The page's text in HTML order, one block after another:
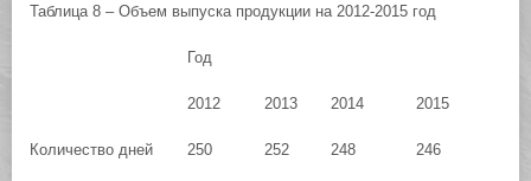
Таблица 8 – Объем выпуска продукции на 2012-2015 год
Год
2012 2013 2014 2015
Количество дней 250 252 248 246